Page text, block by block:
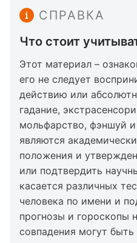
СПРАВКА
Что стоит
Этот материал –
его не следует
действию или
гадание,
мольфарство, фэншуй
являются
положения и
или подтвердить
касается различных
человека по имени и
прогнозы и гороскопы
совпадения могут